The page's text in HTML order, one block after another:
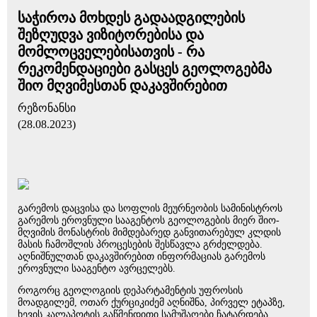
საჭიროა მოხდეს გადაადგილების
შეზღუდვა ვიზიტორებისა და
მომლოცველებისათვის - რა
რეკომენდაციები გასცეს გეოლოგებმა
შიო მღვიმესთან დაკავშირებით
რეზონანსი
(28.08.2023)
გარემოს დაცვისა და სოფლის მეურნეობის სამინისტროს
გარემოს ეროვნული სააგენტოს გეოლოგების მიერ შიო-
მღვიმის მონასტრის მიმდებარედ განვითარებულ კლდის
მასის ჩამოშლის პროცესების შესწავლა გრძელდება.
აღნიშნულთან დაკავშირებით ინფორმაციას გარემოს
ეროვნული სააგენტო ავრცელებს.
როგორც გეოლოგიის დეპარტამენტის უფროსის
მოადგილემ, ოთარ ქურციკიძემ აღნიშნა, პირველ ეტაპზე,
ხევის კალაპოტის გაწმენდითი სამუშაოები ჩატარდება.